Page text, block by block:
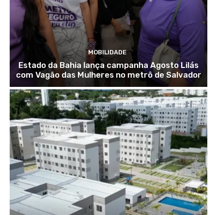
MOBILIDADE
Estado da Bahia lança campanha Agosto Lilás
com Vagão das Mulheres no metrô de Salvador